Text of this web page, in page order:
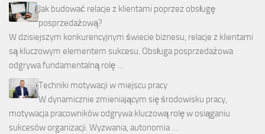
Jak budować relacje z klientami poprzez obsługę
posprzedażową?
W dzisiejszym konkurencyjnym świecie biznesu, relacje z klientami
są kluczowym elementem sukcesu. Obsługa posprzedażowa
odgrywa fundamentalną rolę …
Techniki motywacji w miejscu pracy
W dynamicznie zmieniającym się środowisku pracy,
motywacja pracowników odgrywa kluczową rolę w osiąganiu
sukcesów organizacji. Wyzwania, autonomia …